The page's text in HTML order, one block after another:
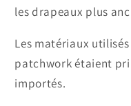
les drapeaux plus
Les matériaux
patchwork étaient
importés.